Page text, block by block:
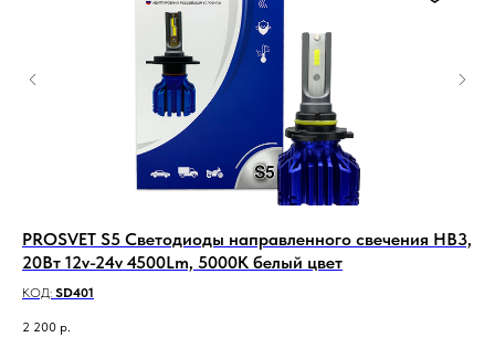
PROSVET S5 Светодиоды направленного свечения HB3,
20Вт 12v-24v 4500Lm, 5000K белый цвет
КОД: SD401
2 200 р.